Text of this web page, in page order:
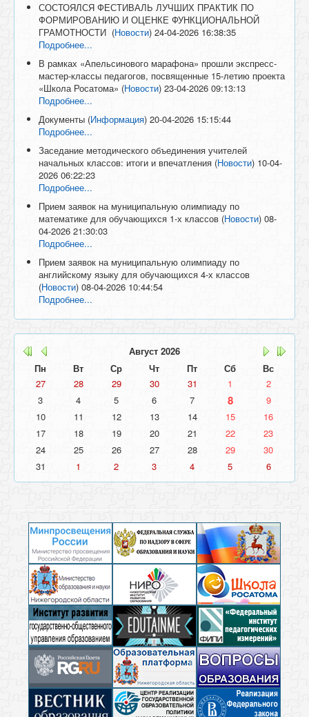
СОСТОЯЛСЯ ФЕСТИВАЛЬ ЛУЧШИХ ПРАКТИК ПО
ФОРМИРОВАНИЮ И ОЦЕНКЕ ФУНКЦИОНАЛЬНОЙ
ГРАМОТНОСТИ (Новости) 24-04-2026 16:38:35
Подробнее...
В рамках «Апельсинового марафона» прошли экспресс-
мастер-классы педагогов, посвященные 15-летию проекта
«Школа Росатома» (Новости) 23-04-2026 09:13:13
Подробнее...
Документы (Информация) 20-04-2026 15:15:44
Подробнее...
Заседание методического объединения учителей
начальных классов: итоги и впечатления (Новости) 10-04-
2026 06:22:23
Подробнее...
Прием заявок на муниципальную олимпиаду по
математике для обучающихся 1-х классов (Новости) 08-
04-2026 21:30:03
Подробнее...
Прием заявок на муниципальную олимпиаду по
английскому языку для обучающихся 4-х классов
(Новости) 08-04-2026 10:44:54
Подробнее...
Август 2026
Пн
Вт Ср Чт Пт Сб
Вс
27
28 29 30 31 1
2
3
4 5 6 7 8
9
10
11 12 13 14 15
16
17
18 19 20 21 22
23
24
25 26 27 28 29
30
31
1 2 3 4 5 6